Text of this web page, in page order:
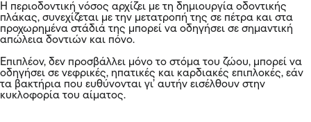
Η περιοδοντική νόσος αρχίζει με τη δημιουργία οδοντικής
πλάκας, συνεχίζεται με την μετατροπή της σε πέτρα και στα
προχωρημένα στάδιά της μπορεί να οδηγήσει σε σημαντική
απώλεια δοντιών και πόνο.
Επιπλέον, δεν προσβάλλει μόνο το στόμα του ζώου, μπορεί να
οδηγήσει σε νεφρικές, ηπατικές και καρδιακές επιπλοκές, εάν
τα βακτήρια που ευθύνονται γι’ αυτήν εισέλθουν στην
κυκλοφορία του αίματος.